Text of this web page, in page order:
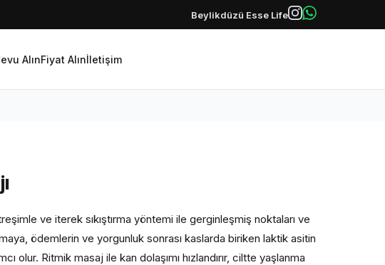
Beylikdüzü Esse Life
AlınFiyat Alınİletişim
ve iterek sıkıştırma yöntemi ile gerginleşmiş noktaları ve
ödemlerin ve yorgunluk sonrası kaslarda biriken laktik asitin
olur. Ritmik masaj ile kan dolaşımı hızlandırır, ciltte yaşlanma